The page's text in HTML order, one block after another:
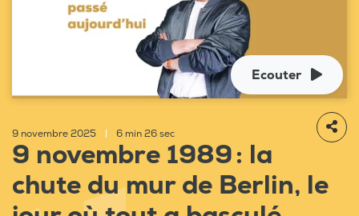
Ecouter
9 novembre 2025 6 min 26 sec
9 novembre 1989 : la
chute du mur de Berlin, le